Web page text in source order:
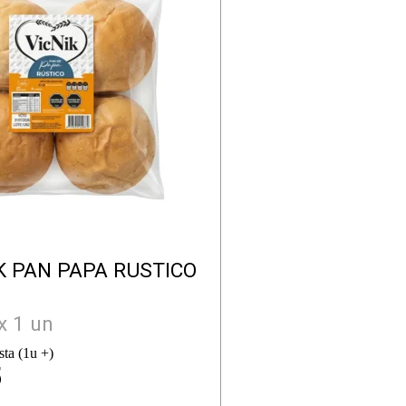
PAN PAPA RUSTICO
1 un
(1u +)